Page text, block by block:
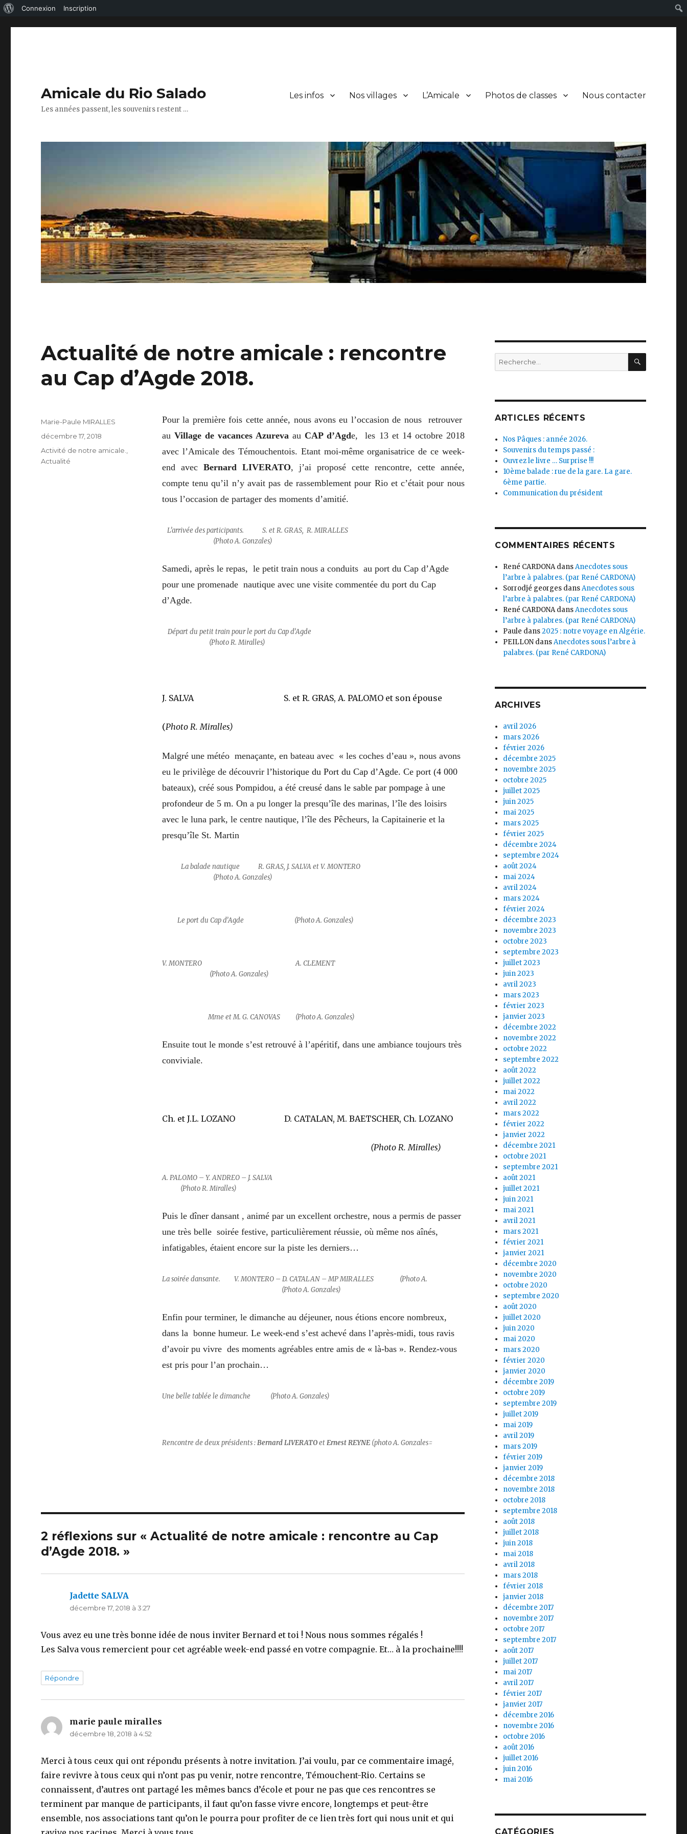
Connexion Inscription
Amicale du Rio Salado
Les années passent, les souvenirs restent …
Les infos Nos villages L’Amicale Photos de classes Nous contacter
Actualité de notre amicale : rencontre
au Cap d’Agde 2018.
Pour la premièrefois cette année, nous avons eu l’occasion de nous retrouver
au Village de vacances Azureva au CAP d’Agde, les 13 et 14 octobre 2018
avec l’Amicale des Témouchentois. Etant moi-même organisatrice de ce week-
end avec Bernard LIVERATO, j’ai proposé cette rencontre, cette année,
compte tenu qu’il n’y avait pas de rassemblement pour Rio et c’était pour nous
tous l’occasion de partager des moments d’amitié.
L’arrivée des participants. S. et R. GRAS, R. MIRALLES
(Photo A. Gonzales)
Samedi, après le repas, le petit train nous a conduits au port du Cap d’Agde
pour une promenade nautique avec une visite commentée du port du Cap
d’Agde.
Départ du petit train pour le port du Cap d’Agde
(Photo R. Miralles)
J. SALVA S. et R. GRAS, A. PALOMO et son épouse
(Photo R. Miralles)
Malgré une météo menaçante, en bateau avec « les coches d’eau », nous avons
eu le privilège de découvrir l’historique du Port du Cap d’Agde. Ce port (4 000
bateaux), créé sous Pompidou, a été creusé dans le sable par pompage à une
profondeur de 5 m. On a pu longer la presqu’île des marinas, l’île des loisirs
avec le luna park, le centre nautique, l’île des Pêcheurs, la Capitainerie et la
presqu’île St. Martin
La balade nautique R. GRAS, J. SALVA et V. MONTERO
(Photo A. Gonzales)
Le port du Cap d’Agde (Photo A. Gonzales)
V. MONTERO A. CLEMENT
(Photo A. Gonzales)
Mme et M. G. CANOVAS (Photo A. Gonzales)
Ensuite tout le monde s’est retrouvé à l’apéritif, dans une ambiance toujours très
conviviale.
Ch. et J.L. LOZANO D. CATALAN, M. BAETSCHER, Ch. LOZANO
(Photo R. Miralles)
A. PALOMO – Y. ANDREO – J. SALVA
(Photo R. Miralles)
Puis le dîner dansant , animé par un excellent orchestre, nous a permis de passer
une très belle soirée festive, particulièrement réussie, où même nos aînés,
infatigables, étaient encore sur la piste les derniers…
La soirée dansante. V. MONTERO – D. CATALAN – MP MIRALLES (Photo A.
(Photo A. Gonzales)
Enfin pour terminer, le dimanche au déjeuner, nous étions encore nombreux,
dans la bonne humeur. Le week-end s’est achevé dans l’après-midi, tous ravis
d’avoir pu vivre des moments agréables entre amis de « là-bas ». Rendez-vous
est pris pour l’an prochain…
Une belle tablée le dimanche (Photo A. Gonzales)
Rencontre de deux présidents :Bernard LIVERATOetErnest REYNE(photo A. Gonzales=
Auteur
Marie-Paule MIRALLES
Publié
décembre 17, 2018
Catégories
Activité de notre amicale.
Actualité
2 réflexions sur « Actualité de notre amicale : rencontre au Cap
d’Agde 2018. »
Jadette SALVA
décembre 17, 2018 à 3:27
Vous avez eu une très bonne idée de nous inviter Bernard et toi ! Nous nous sommes régalés !
Les Salva vous remercient pour cet agréable week-end passé en votre compagnie. Et… à la prochaine!!!!
Répondre
marie paule miralles
décembre 18, 2018 à 4:52
Merci à tous ceux qui ont répondu présents à notre invitation. J’ai voulu, par ce commentaire imagé,
faire revivre à tous ceux qui n’ont pas pu venir, notre rencontre, Témouchent-Rio. Certains se
connaissent, d’autres ont partagé les mêmes bancs d’école et pour ne pas que ces rencontres se
terminent par manque de participants, il faut qu’on fasse vivre encore, longtemps et peut-être
ensemble, nos associations tant qu’on le pourra pour profiter de ce lien très fort qui nous unit et qui
Recherche
pour :
ARTICLES RÉCENTS
Nos Pâques : année 2026.
Souvenirs du temps passé :
Ouvrez le livre … Surprise !!!
10ème balade : rue de la gare. La gare.
6ème partie.
Communication du président
COMMENTAIRES RÉCENTS
René CARDONAdansAnecdotes sous
l’arbre à palabres. (par René CARDONA)
Sorrodjé georges dansAnecdotes sous
l’arbre à palabres. (par René CARDONA)
René CARDONAdansAnecdotes sous
l’arbre à palabres. (par René CARDONA)
Paule dans2025 : notre voyage en Algérie.
PEILLON dansAnecdotes sous l’arbre à
palabres. (par René CARDONA)
ARCHIVES
avril 2026
mars 2026
février 2026
décembre 2025
novembre 2025
octobre 2025
juillet 2025
juin 2025
mai 2025
mars 2025
février 2025
décembre 2024
septembre 2024
août 2024
mai 2024
avril 2024
mars 2024
février 2024
décembre 2023
novembre 2023
octobre 2023
septembre 2023
juillet 2023
juin 2023
avril 2023
mars 2023
février 2023
janvier 2023
décembre 2022
novembre 2022
octobre 2022
septembre 2022
août 2022
juillet 2022
mai 2022
avril 2022
mars 2022
février 2022
janvier 2022
décembre 2021
octobre 2021
septembre 2021
août 2021
juillet 2021
juin 2021
mai 2021
avril 2021
mars 2021
février 2021
janvier 2021
décembre 2020
novembre 2020
octobre 2020
septembre 2020
août 2020
juillet 2020
juin 2020
mai 2020
mars 2020
février 2020
janvier 2020
décembre 2019
octobre 2019
septembre 2019
juillet 2019
mai 2019
avril 2019
mars 2019
février 2019
janvier 2019
décembre 2018
novembre 2018
octobre 2018
septembre 2018
août 2018
juillet 2018
juin 2018
mai 2018
avril 2018
mars 2018
février 2018
janvier 2018
décembre 2017
novembre 2017
octobre 2017
septembre 2017
août 2017
juillet 2017
mai 2017
avril 2017
février 2017
janvier 2017
décembre 2016
novembre 2016
octobre 2016
août 2016
juillet 2016
juin 2016
mai 2016
CATÉGORIES